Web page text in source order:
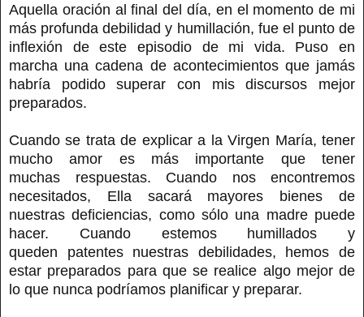
Aquella oración al final del día, en el momento de mi
más profunda debilidad y humillación, fue el punto de
inflexión de este episodio de mi vida. Puso en
marcha una cadena de acontecimientos que jamás
habría podido superar con mis discursos mejor
preparados.
Cuando se trata de explicar a la Virgen María, tener
mucho amor es más importante que tener
muchas respuestas. Cuando nos encontremos
necesitados, Ella sacará mayores bienes de
nuestras deficiencias, como sólo una madre puede
hacer. Cuando estemos humillados y
queden patentes nuestras debilidades, hemos de
estar preparados para que se realice algo mejor de
lo que nunca podríamos planificar y preparar.